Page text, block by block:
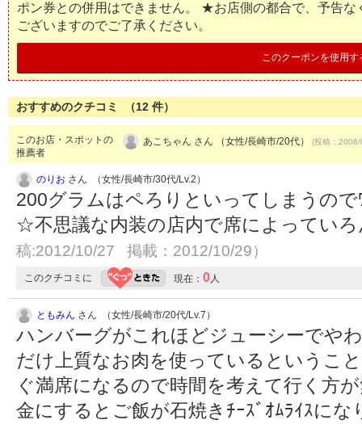
ポン券との併用はできません。 ★お店側の都合で、予告な
ございますのでご了承ください。
このクーポンを使用す
おすすめのクチコミ （12 件）
このお店・スポットの
推薦者
あこちゃん さん （女性/長崎市/20代） (投稿：
のりお さん （女性/長崎市/30代/Lv.2）
200グラムはペろりといってしまうの
☆不思議な内装の店内で席によってい
稿:2012/10/27 掲載：2012/10/29）
このクチコミに 現在： 0人
ともみん さん （女性/長崎市/20代/Lv.7）
ハンバーグがこれほどジューシーでや
だけ上質なお肉を使っているというこ
ぐ満席になるので時間を考えて行く方
金にするとご飯が石焼きﾁｰｽﾞｵﾑﾗｲｽに